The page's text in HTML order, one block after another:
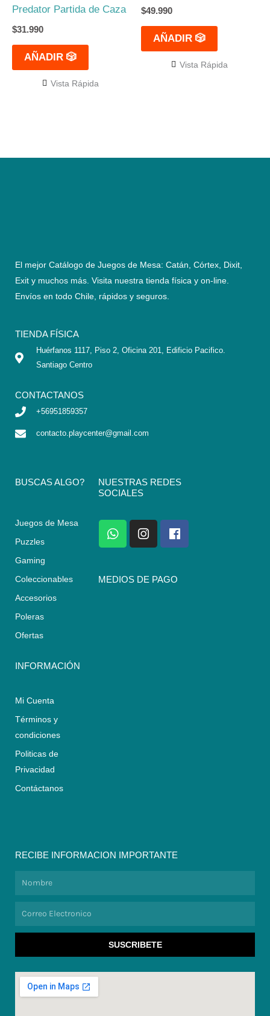
Predator Partida de Caza
$31.990
AÑADIR 🎲
Vista Rápida
$49.990
AÑADIR 🎲
Vista Rápida
El mejor Catálogo de Juegos de Mesa: Catán, Córtex, Dixit,
Exit y muchos más. Visita nuestra tienda física y on-line.
Envíos en todo Chile, rápidos y seguros
TIENDA FÍSICA
Huérfanos 1117, Piso 2, Oficina 201, Edificio Pacifico.
Santiago Centro
CONTACTANOS
+56951859357
contacto.playcenter@gmail.com
BUSCAS ALGO?
Juegos de Mesa
Puzzles
Gaming
Coleccionables
Accesorios
Poleras
Ofertas
INFORMACIÓN
Mi Cuenta
Términos y
condiciones
Politicas de
Privacidad
Contáctanos
NUESTRAS REDES
SOCIALES
W
h
a
s
I
n
s
a
F
a
c
b
MEDIOS DE PAGO
RECIBE INFORMACION IMPORTANTE
SUSCRIBETE